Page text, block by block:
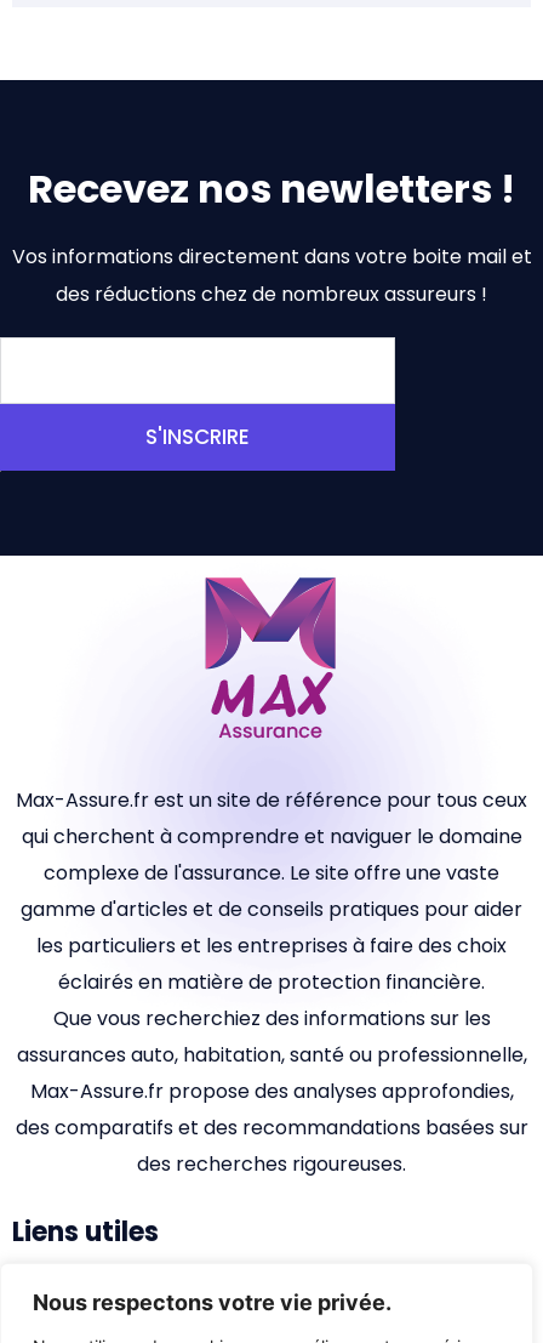
Nous respectons votre vie privée.
Recevez nos newletters !
Vos informations directement dans votre boite mail et
des réductions chez de nombreux assureurs !
S'INSCRIRE
Max-Assure.fr est un site de référence pour tous ceux
qui cherchent à comprendre et naviguer le domaine
complexe de l'assurance. Le site offre une vaste
gamme d'articles et de conseils pratiques pour aider
les particuliers et les entreprises à faire des choix
éclairés en matière de protection financière.
Que vous recherchiez des informations sur les
assurances auto, habitation, santé ou professionnelle,
Max-Assure.fr propose des analyses approfondies,
des comparatifs et des recommandations basées sur
des recherches rigoureuses.
Liens utiles
Qui sommes-nous ?